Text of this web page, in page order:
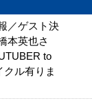
／ゲスト決
本英也さ
to
クル有りま